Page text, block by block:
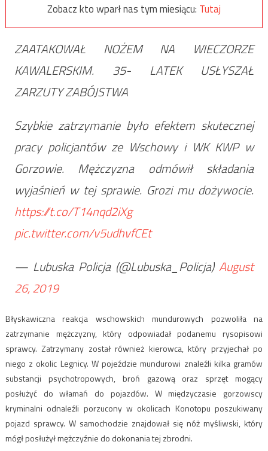
Zobacz kto wparł nas tym miesiącu: Tutaj
ZAATAKOWAŁ NOŻEM NA WIECZORZE
KAWALERSKIM. 35- LATEK USŁYSZAŁ
ZARZUTY ZABÓJSTWA
Szybkie zatrzymanie było efektem skutecznej
pracy policjantów ze Wschowy i WK KWP w
Gorzowie. Mężczyzna odmówił składania
wyjaśnień w tej sprawie. Grozi mu dożywocie.
https://t.co/T14nqd2iXg
pic.twitter.com/v5udhvfCEt
— Lubuska Policja (@Lubuska_Policja)August
26, 2019
Błyskawiczna reakcja wschowskich mundurowych pozwoliła na
zatrzymanie mężczyzny, który odpowiadał podanemu rysopisowi
sprawcy. Zatrzymany został również kierowca, który przyjechał po
niego z okolic Legnicy. W pojeździe mundurowi znaleźli kilka gramów
substancji psychotropowych, broń gazową oraz sprzęt mogący
posłużyć do włamań do pojazdów. W międzyczasie gorzowscy
kryminalni odnaleźli porzucony w okolicach Konotopu poszukiwany
pojazd sprawcy. W samochodzie znajdował się nóż myśliwski, który
mógł posłużył mężczyźnie do dokonania tej zbrodni.